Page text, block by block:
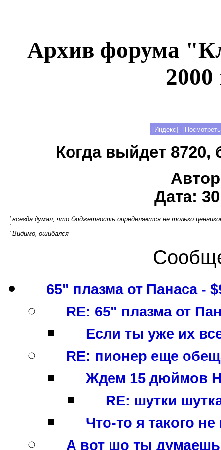
Архив форума
2000
[Индекс]
Когда выйдет 8720,
Дата:
' всегда думал, что бюджетность определяется не только
'
' Видимо, ошибался
65" плазма от Панаса -
RE: 65" плазма от
Если ты уже их
RE: пионер еще
Ждем 15 дюймов
RE: шутки
Что-то я такого
А вот шо ты